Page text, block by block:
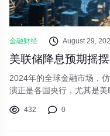
金融财经 August 29,
2024年的全球金融市场，
演正是各国央行，尤其是
的“拉锯战”。我们正处在一
432 0